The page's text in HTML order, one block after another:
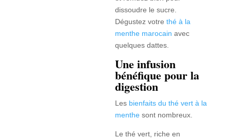
dissoudre le sucre.
Dégustez votre thé à la
menthe marocain avec
quelques dattes.
Une infusion
bénéfique pour la
digestion
Les bienfaits du thé vert à la
menthesont nombreux.
Le thé vert, riche en